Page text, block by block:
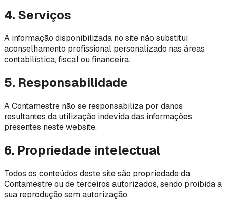
4. Serviços
A informação disponibilizada no site não substitui
aconselhamento profissional personalizado nas áreas
contabilística, fiscal ou financeira.
5. Responsabilidade
A Contamestre não se responsabiliza por danos
resultantes da utilização indevida das informações
presentes neste website.
6. Propriedade intelectual
Todos os conteúdos deste site são propriedade da
Contamestre ou de terceiros autorizados, sendo proibida a
sua reprodução sem autorização.